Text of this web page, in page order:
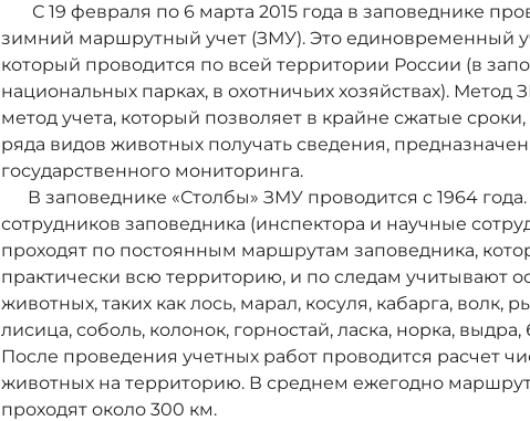
С 19 февраля по 6 марта 2015 года в заповеднике
зимний маршрутный учет (ЗМУ). Это единовременный
который проводится по всей территории России (в
национальных парках, в охотничьих хозяйствах).
метод учета, который позволяет в крайне сжатые
ряда видов животных получать сведения,
государственного мониторинга.
В заповеднике «Столбы» ЗМУ проводится с 1964
сотрудников заповедника (инспектора и научные
проходят по постоянным маршрутам заповедника,
практически всю территорию, и по следам учитывают
животных, таких как лось, марал, косуля, кабарга, волк,
лисица, соболь, колонок, горностай, ласка, норка, выдра,
После проведения учетных работ проводится расчет
животных на территорию. В среднем ежегодно
проходят около 300 км.